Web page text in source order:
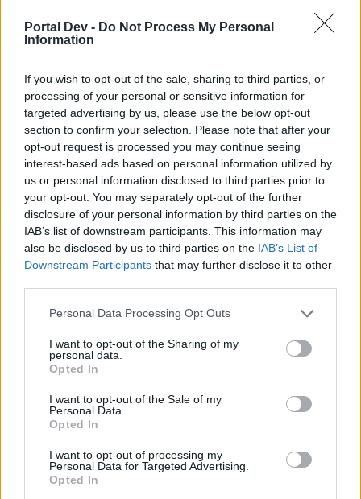
Portal Dev - Do Not Process My Personal
Information
If you wish to opt-out of the sale, sharing to third parties, or
processing of your personal or sensitive information for
targeted advertising by us, please use the below opt-out
section to confirm your selection. Please note that after your
opt-out request is processed you may continue seeing
interest-based ads based on personal information utilized by
us or personal information disclosed to third parties prior to
your opt-out. You may separately opt-out of the further
disclosure of your personal information by third parties on the
IAB’s list of downstream participants. This information may
also be disclosed by us to third parties on the IAB’s List of
Downstream Participants that may further disclose it to other
Personal Data Processing Opt Outs
I want to opt-out of the Sharing of my
personal data.
Opted In
I want to opt-out of the Sale of my
Personal Data.
Opted In
I want to opt-out of processing my
Personal Data for Targeted Advertising.
Opted In
Φωλιά Καπιμπάρα 70 Φιορίνια
Στάβλος Γολίαθου 70 Φιορίνια
Φωλιά Γλάρου 70 Φιορίνια
Φωλιά Κετζάλ 70 Φιορίνια
Λιμνούλα Μανδαρίνου 70 Φιορίνια
200
Φιορίνια
Φωλιά Τάρσιου II: Πορτοκαλί
Λιμνούλα Φεγγαρόψαρου II:
Πορτοκαλί
Δέντρο γλυκιά καστανιά 70 Φιορίνια
Δέντρο Κερασιά του Σουρινάμ